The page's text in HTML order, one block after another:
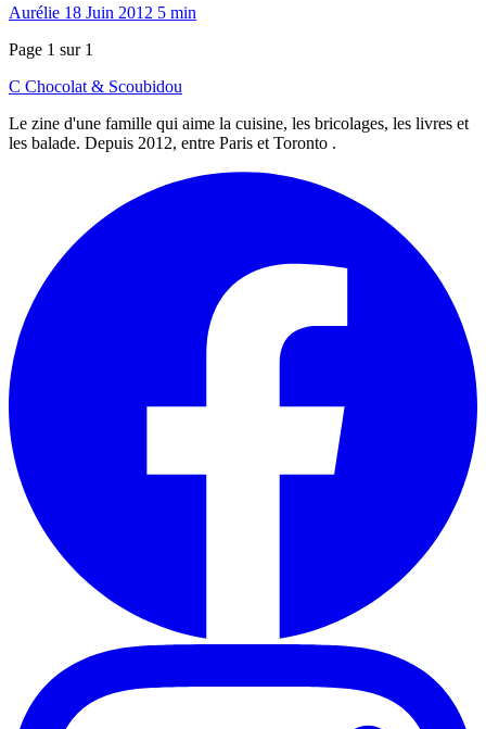
Aurélie 18 Juin 2012 5 min
Page 1 sur 1
C Chocolat & Scoubidou
Le zine d'une famille qui aime la cuisine, les bricolages, les livres et
les balade. Depuis 2012, entre Paris et Toronto .